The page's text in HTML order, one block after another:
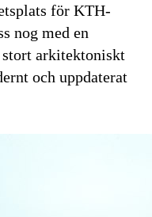
för KTH-
nog med en
arkitektoniskt
och uppdaterat